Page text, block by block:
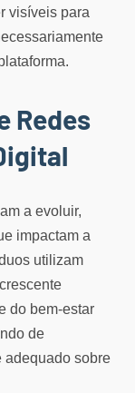
visíveis para
Redes
a evoluir,
impactam a
utilizam
do bem-estar
de
adequado sobre